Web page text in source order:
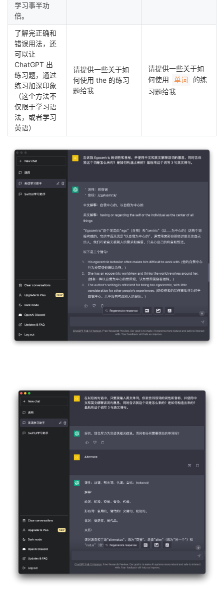
学习事半功
倍。
了解完正确和
错误用法，还
可以让
ChatGPT 出
练习题，通过
练习加深印象
（这个方法不
仅限于学习语
法，或者学习
英语）
请提供一些关于如
何使用 the 的练习
题给我
请提供一些关于如
何使用
单词
的练
习题给我